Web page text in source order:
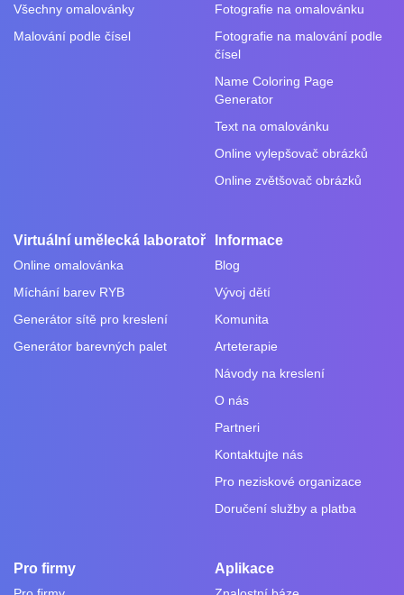
Všechny omalovánky
Malování podle čísel
Fotografie na omalovánku
Fotografie na malování podle
čísel
Name Coloring Page
Generator
Text na omalovánku
Online vylepšovač obrázků
Online zvětšovač obrázků
Virtuální umělecká laboratoř
Online omalovánka
Míchání barev RYB
Generátor sítě pro kreslení
Generátor barevných palet
Informace
Blog
Vývoj dětí
Komunita
Arteterapie
Návody na kreslení
O nás
Partneri
Kontaktujte nás
Pro neziskové organizace
Doručení služby a platba
Pro firmy Aplikace